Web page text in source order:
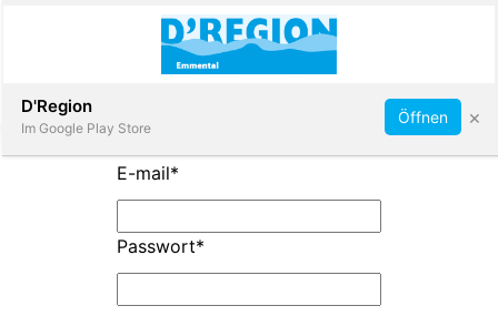
Abonnieren
E-mail*
Passwort*
D'Region
Im Google Play Store
Öffnen ×